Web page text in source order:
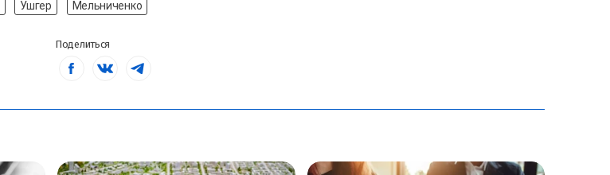
Ушгер Мельниченко
Поделиться